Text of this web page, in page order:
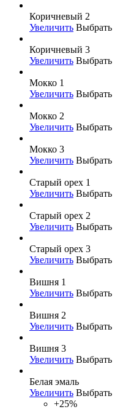
Коричневый 2
Увеличить Выбрать
Коричневый 3
Увеличить Выбрать
Мокко 1
Увеличить Выбрать
Мокко 2
Увеличить Выбрать
Мокко 3
Увеличить Выбрать
Старый орех 1
Увеличить Выбрать
Старый орех 2
Увеличить Выбрать
Старый орех 3
Увеличить Выбрать
Вишня 1
Увеличить Выбрать
Вишня 2
Увеличить Выбрать
Вишня 3
Увеличить Выбрать
Белая эмаль
Увеличить Выбрать
+25%